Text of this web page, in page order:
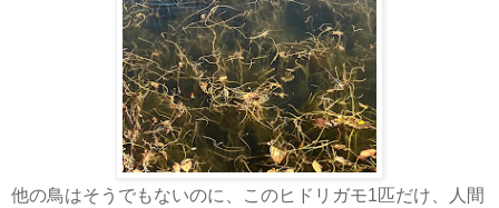
他の鳥はそうでもないのに、このヒドリガモ1匹だけ、人間